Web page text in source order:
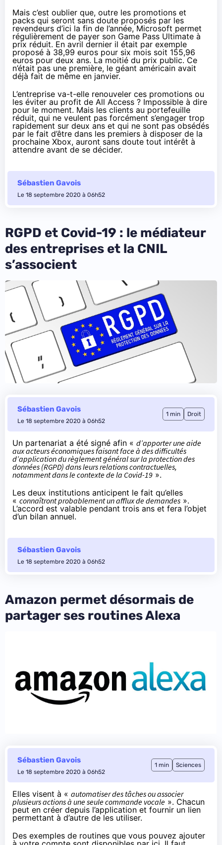
Mais c’est oublier que, outre les promotions et
packs qui seront sans doute proposés par les
revendeurs d’ici la fin de l’année, Microsoft permet
régulièrement de payer son Game Pass Ultimate à
prix réduit. En avril dernier il était par exemple
proposé à 38,99 euros pour six mois soit 155,96
euros pour deux ans. La moitié du prix public. Ce
n’était pas une première, le géant américain avait
déjà fait de même en janvier.
L’entreprise va-t-elle renouveler ces promotions ou
les éviter au profit de All Access ? Impossible à dire
pour le moment. Mais les clients au portefeuille
réduit, qui ne veulent pas forcément s’engager trop
rapidement sur deux ans et qui ne sont pas obsédés
par le fait d’être dans les premiers à disposer de la
prochaine Xbox, auront sans doute tout intérêt à
attendre avant de se décider.
Sébastien Gavois
Le 18 septembre 2020 à 06h52
RGPD et Covid-19 : le médiateur
des entreprises et la CNIL
s’associent
Sébastien Gavois
Le 18 septembre 2020 à 06h52
1 min Droit
Un partenariat a été signé afin « d’apporter une aide
aux acteurs économiques faisant face à des difficultés
d’application du règlement général sur la protection des
données (RGPD) dans leurs relations contractuelles,
notamment dans le contexte de la Covid-19 ».
Les deux institutions anticipent le fait qu’elles
« connaîtront probablement un afflux de demandes ».
L’accord est valable pendant trois ans et fera l’objet
d’un bilan annuel.
Sébastien Gavois
Le 18 septembre 2020 à 06h52
Amazon permet désormais de
partager ses routines Alexa
Sébastien Gavois
Le 18 septembre 2020 à 06h52
1 min Sciences
Elles visent à « automatiser des tâches ou associer
plusieurs actions à une seule commande vocale ». Chacun
peut en créer depuis l’application et fournir un lien
permettant à d’autre de les utiliser.
Des exemples de routines que vous pouvez ajouter